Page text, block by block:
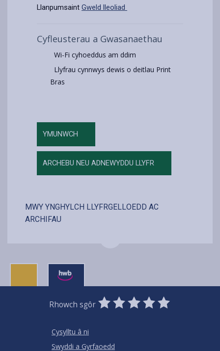
Llanpumsaint Gweld lleoliad
Cyfleusterau a Gwasanaethau
Wi-Fi cyhoeddus am ddim
Llyfrau cynnwys dewis o deitlau Print
Bras
YMUNWCH
ARCHEBU NEU ADNEWYDDU LLYFR
MWY YNGHYLCH LLYFRGELLOEDD AC
ARCHIFAU
Rhowch sgôr
0
Stars
1
Star
2
Stars
3
Stars
4
Stars
5
Stars
Cysylltu â ni
Swyddi a Gyrfaoedd